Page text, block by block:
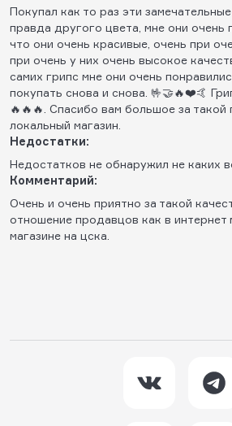
Покупал как то раз эти
правда другого цвета, мне они очень
что они очень красивые, очень при
при очень у них очень высокое
самих грипс мне они очень
покупать снова и снова. 🤟🤝🔥❤️🤙
🔥🔥🔥. Спасибо вам большое за такой
локальный магазин.
Недостатки:
Недостатков не обнаружил не каких
Комментарий:
Очень и очень приятно за такой
отношение продавцов как в интернет
магазине на цска.